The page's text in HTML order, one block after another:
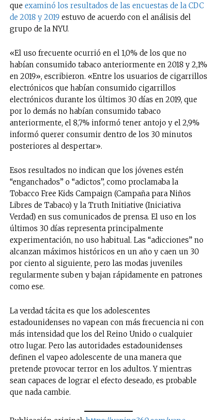
que examinó los resultados de las encuestas de la CDC
de 2018 y 2019 estuvo de acuerdo con el análisis del
grupo de la NYU.
«El uso frecuente ocurrió en el 1,0% de los que no
habían consumido tabaco anteriormente en 2018 y 2,1%
en 2019», escribieron. «Entre los usuarios de cigarrillos
electrónicos que habían consumido cigarrillos
electrónicos durante los últimos 30 días en 2019, que
por lo demás no habían consumido tabaco
anteriormente, el 8,7% informó tener antojo y el 2,9%
informó querer consumir dentro de los 30 minutos
posteriores al despertar».
Esos resultados no indican que los jóvenes estén
“enganchados” o “adictos”, como proclamaba la
Tobacco Free Kids Campaign (Campaña para Niños
Libres de Tabaco) y la Truth Initiative (Iniciativa
Verdad) en sus comunicados de prensa. El uso en los
últimos 30 días representa principalmente
experimentación, no uso habitual. Las “adicciones” no
alcanzan máximos históricos en un año y caen un 30
por ciento al siguiente, pero las modas juveniles
regularmente suben y bajan rápidamente en patrones
como ese.
La verdad tácita es que los adolescentes
estadounidenses no vapean con más frecuencia ni con
más intensidad que los del Reino Unido o cualquier
otro lugar. Pero las autoridades estadounidenses
definen el vapeo adolescente de una manera que
pretende provocar terror en los adultos. Y mientras
sean capaces de lograr el efecto deseado, es probable
que nada cambie.